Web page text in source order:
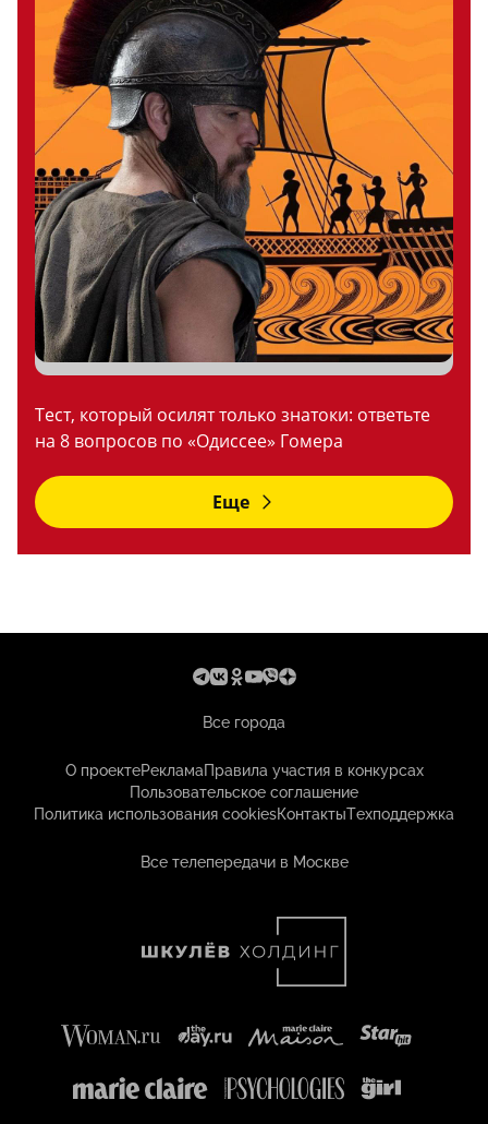
Тест, который осилят только знатоки: ответьте
на 8 вопросов по «Одиссее» Гомера
Еще
Все города
О проектеРекламаПравила участия в конкурсах
Пользовательское соглашение
Политика использования cookiesКонтактыТехподдержка
Все телепередачи в Москве